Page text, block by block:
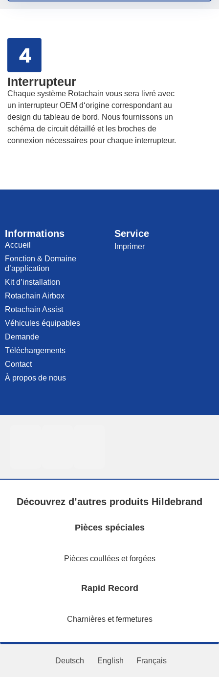
Interrupteur
Chaque système Rotachain vous sera livré avec
un interrupteur OEM d‘origine correspondant au
design du tableau de bord. Nous fournissons un
schéma de circuit détaillé et les broches de
connexion nécessaires pour chaque interrupteur.
Informations
Accueil
Fonction & Domaine
d’application
Kit d’installation
Rotachain Airbox
Rotachain Assist
Véhicules équipables
Demande
Téléchargements
Contact
À propos de nous
Service
Imprimer
Découvrez d’autres produits Hildebrand
Pièces spéciales
Pièces coullées et forgées
Rapid Record
Charnières et fermetures
Deutsch English Français